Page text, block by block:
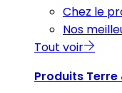
Chez le
Nos
Tout voir
Produits Terre